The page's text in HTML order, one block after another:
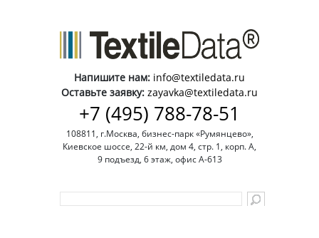
Напишите нам: info@textiledata.ru
Оставьте заявку: zayavka@textiledata.ru
+7 (495) 788-78-51
108811, г.Москва, бизнес-парк «Румянцево»,
Киевское шоссе, 22-й км, дом 4, стр. 1, корп. А,
9 подъезд, 6 этаж, офис А-613